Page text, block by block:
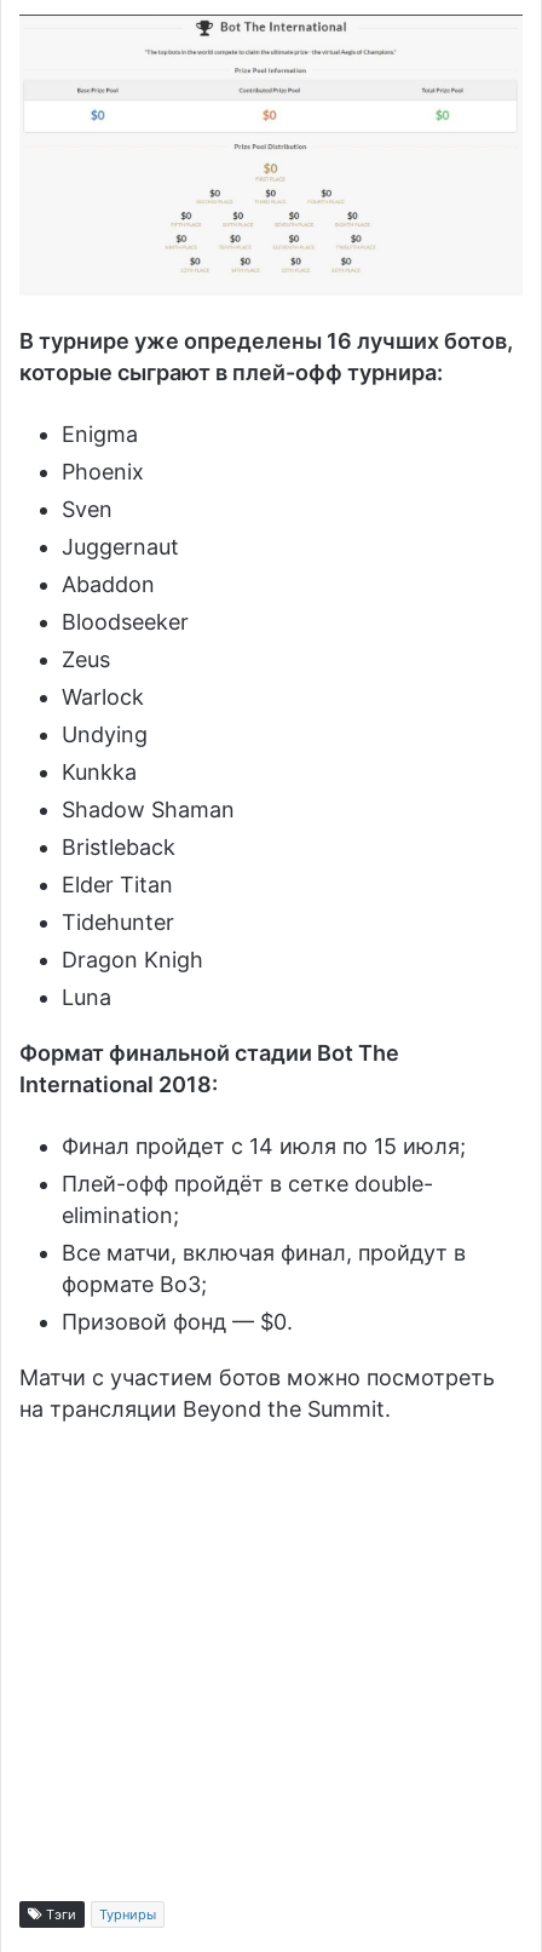
В турнире уже определены 16 лучших ботов,
которые сыграют в плей-офф турнира:
Enigma
Phoenix
Sven
Juggernaut
Abaddon
Bloodseeker
Zeus
Warlock
Undying
Kunkka
Shadow Shaman
Bristleback
Elder Titan
Tidehunter
Dragon Knigh
Luna
Формат финальной стадии Bot The
International 2018:
Финал пройдет с 14 июля по 15 июля;
Плей-офф пройдёт в сетке double-
elimination;
Все матчи, включая финал, пройдут в
формате Bo3;
Призовой фонд — $0.
Матчи с участием ботов можно посмотреть
на трансляции Beyond the Summit.
Тэги Турниры